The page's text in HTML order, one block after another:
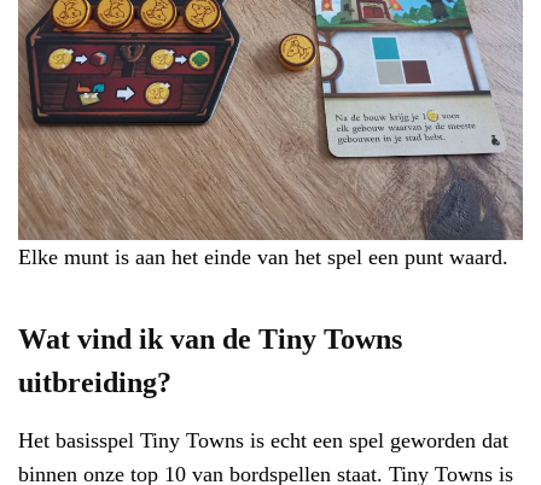
Elke munt is aan het einde van het spel een punt waard.
Wat vind ik van de Tiny Towns
uitbreiding?
Het basisspel Tiny Towns is echt een spel geworden dat
binnen onze top 10 van bordspellen staat. Tiny Towns is